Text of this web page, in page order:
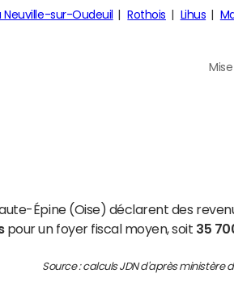
Neuville-sur-Oudeuil Rothois Lihus
Épine (Oise) déclarent des
pour un foyer fiscal moyen, soit 35
Source : calculs JDN d'après ministère